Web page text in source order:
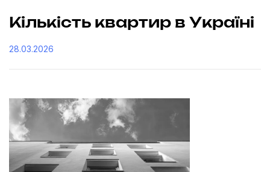
Кількість квартир в Україні
28.03.2026